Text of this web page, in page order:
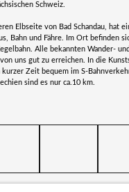
Schweiz.
Elbseite von Bad Schandau, hat
Bahn und Fähre. Im Ort befinden
Alle bekannten Wander-
uns gut zu erreichen. In die
kurzer Zeit bequem im S-
sind es nur ca.10 km.